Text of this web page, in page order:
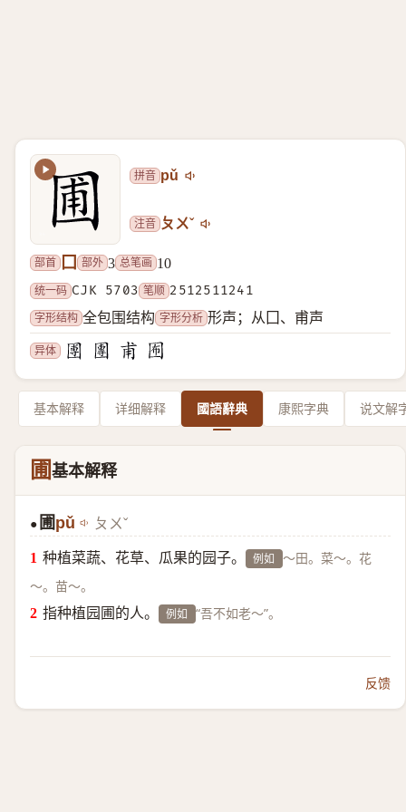
拼音 pǔ
注音 ㄆㄨˇ
部首 囗 部外 3 总笔画 10
统一码 CJK 5703 笔顺 2512511241
字形结构 全包围结构 字形分析 形声；从囗、甫声
异体
基本解释 详细解释 國語辭典 康熙字典 说文解
圃基本解释
● 圃pǔ ㄆㄨˇ
种植菜蔬、花草、瓜果的园子。 例如 ～田。菜～。花
～。苗～。
指种植园圃的人。 例如 “吾不如老～”。
反馈